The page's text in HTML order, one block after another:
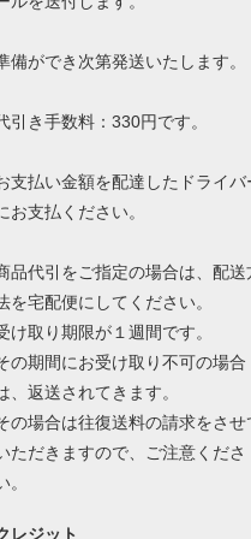
備ができ次第発送いたします。
引き手数料：330円です。
支払い金額を配達したドライバ
お支払ください。
品代引をご指定の場合は、配送
を宅配便にしてください。
け取り期限が１週間です。
の期間にお受け取り不可の場合
、返送されてきます。
の場合は往復送料の請求をさせ
ただきますので、ご注意くださ
。
レジット